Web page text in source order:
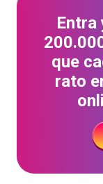
Entra
que
rato